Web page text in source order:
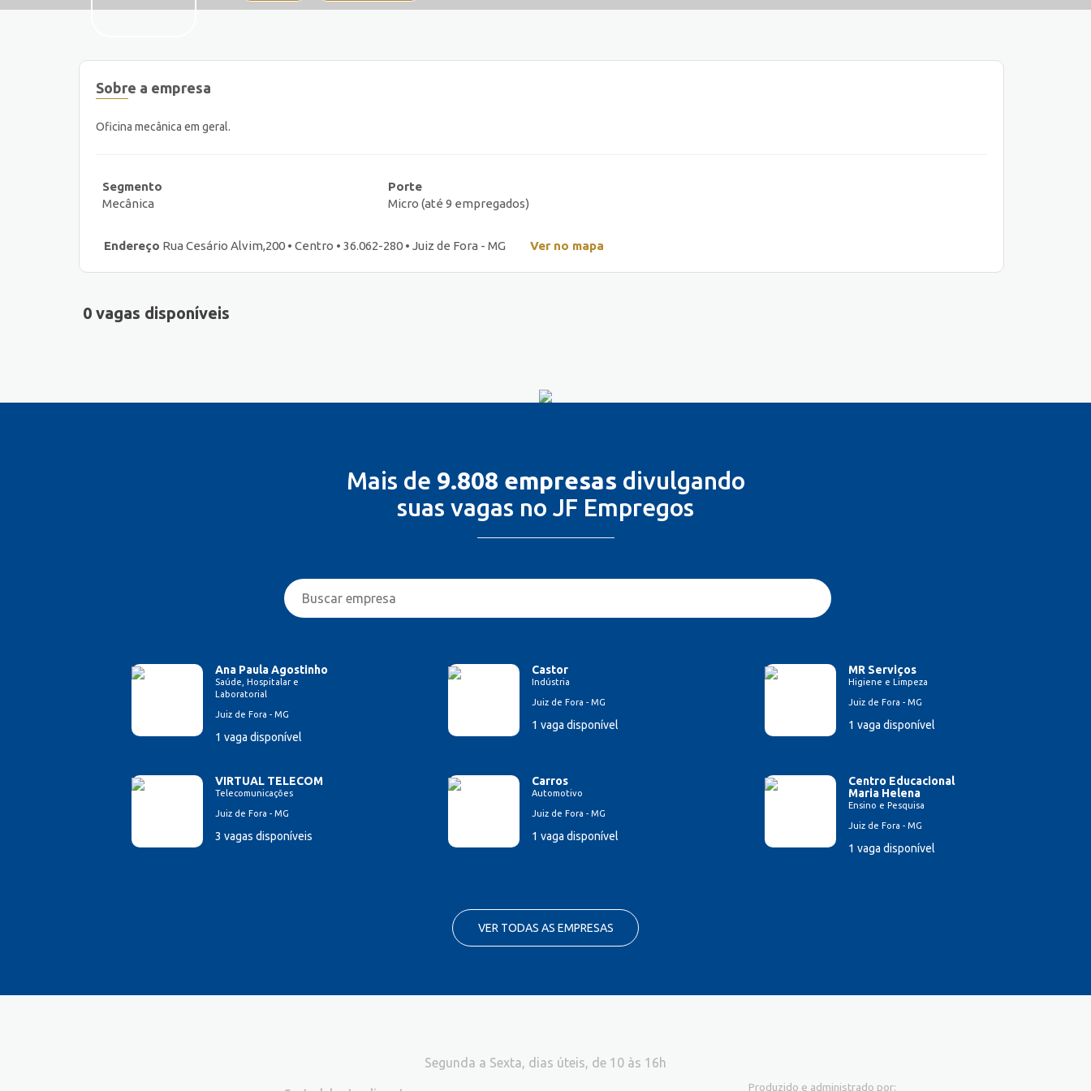
Sobre a empresa
Oficina mecânica em geral.
Segmento
Mecânica
Porte
Micro (até 9 empregados)
Endereço Rua Cesário Alvim,200 • Centro • 36.062-280 • Juiz de Fora - MG Ver no mapa
0 vagas disponíveis
Mais de 9.808 empresas divulgando
suas vagas no JF Empregos
Ana Paula Agostinho
Saúde, Hospitalar e
Laboratorial
Juiz de Fora - MG
1 vaga disponível
Castor
Indústria
Juiz de Fora - MG
1 vaga disponível
MR Serviços
Higiene e Limpeza
Juiz de Fora - MG
1 vaga disponível
VIRTUAL TELECOM
Telecomunicações
Juiz de Fora - MG
3 vagas disponíveis
Carros
Automotivo
Juiz de Fora - MG
1 vaga disponível
Centro Educacional
Maria Helena
Ensino e Pesquisa
Juiz de Fora - MG
1 vaga disponível
VER TODAS AS EMPRESAS
Segunda a Sexta, dias úteis, de 10 às 16h
Produzido e administrado por: